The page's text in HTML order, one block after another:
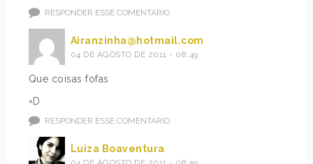
RESPONDER ESSE COMENTÁRIO
Airanzinha@hotmail.com
04 DE AGOSTO DE 2011 - 08:49
Que coisas fofas
=D
RESPONDER ESSE COMENTÁRIO
Luiza Boaventura